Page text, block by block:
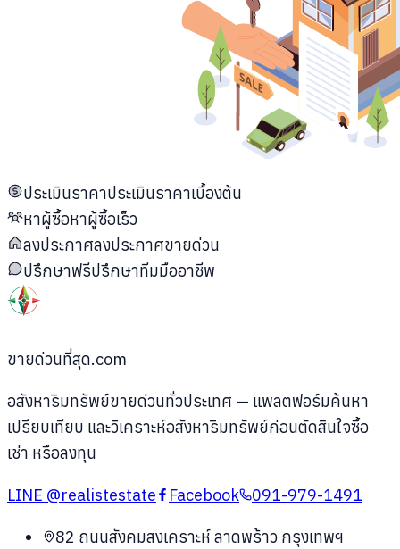
ประเมินราคาประเมินราคาเบื้องต้น
หาผู้ซื้อหาผู้ซื้อเร็ว
ลงประกาศลงประกาศขายด่วน
ปรึกษาฟรีปรึกษาทีมมืออาชีพ
ขายด่วนที่สุด.com
อสังหาริมทรัพย์ขายด่วนทั่วประเทศ — แพลตฟอร์มค้นหา
เปรียบเทียบ และวิเคราะห์อสังหาริมทรัพย์ก่อนตัดสินใจซื้อ
เช่า หรือลงทุน
LINE @realistestate Facebook 091-979-1491
82 ถนนสังคมสงเคราะห์ ลาดพร้าว กรุงเทพฯ